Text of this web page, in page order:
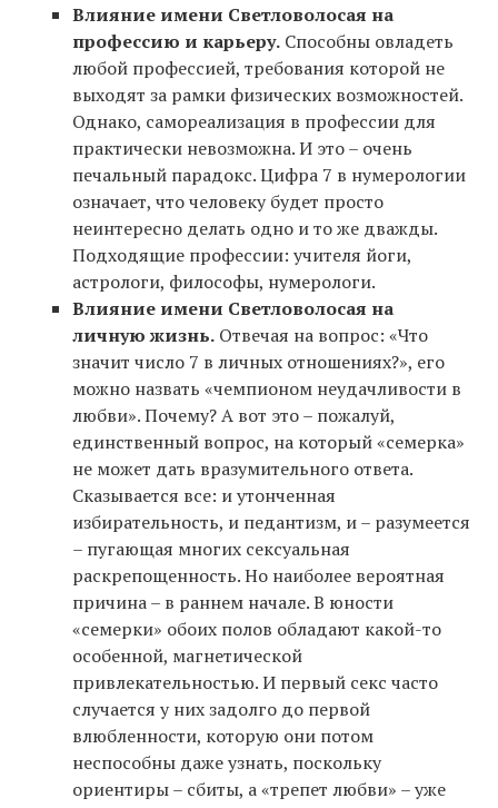
Влияние имени Светловолосая на
профессию и карьеру. Способны овладеть
любой профессией, требования которой не
выходят за рамки физических возможностей.
Однако, самореализация в профессии для
практически невозможна. И это – очень
печальный парадокс. Цифра 7 в нумерологии
означает, что человеку будет просто
неинтересно делать одно и то же дважды.
Подходящие профессии: учителя йоги,
астрологи, философы, нумерологи.
Влияние имени Светловолосая на
личную жизнь. Отвечая на вопрос: «Что
значит число 7 в личных отношениях?», его
можно назвать «чемпионом неудачливости в
любви». Почему? А вот это – пожалуй,
единственный вопрос, на который «семерка»
не может дать вразумительного ответа.
Сказывается все: и утонченная
избирательность, и педантизм, и – разумеется
– пугающая многих сексуальная
раскрепощенность. Но наиболее вероятная
причина – в раннем начале. В юности
«семерки» обоих полов обладают какой-то
особенной, магнетической
привлекательностью. И первый секс часто
случается у них задолго до первой
влюбленности, которую они потом
неспособны даже узнать, поскольку
ориентиры – сбиты, а «трепет любви» – уже